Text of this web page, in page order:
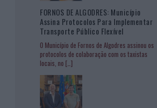
FORNOS DE ALGODRES: Município
Assina Protocolos Para Implementar
Transporte Público Flexível
O Município de Fornos de Algodres assinou os
protocolos de colaboração com os taxistas
locais, no […]